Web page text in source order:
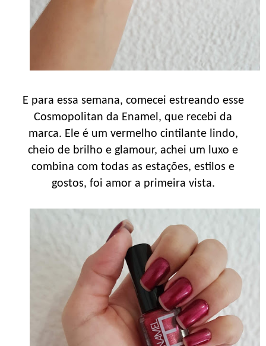
E para essa semana, comecei estreando esse
Cosmopolitan da Enamel, que recebi da
marca. Ele é um vermelho cintilante lindo,
cheio de brilho e glamour, achei um luxo e
combina com todas as estações, estilos e
gostos, foi amor a primeira vista.